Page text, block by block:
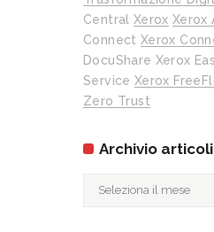
Central
Xerox Xerox
Connect Xerox
DocuShare Xerox
Service Xerox
Zero Trust
Archivio articoli
Archivio